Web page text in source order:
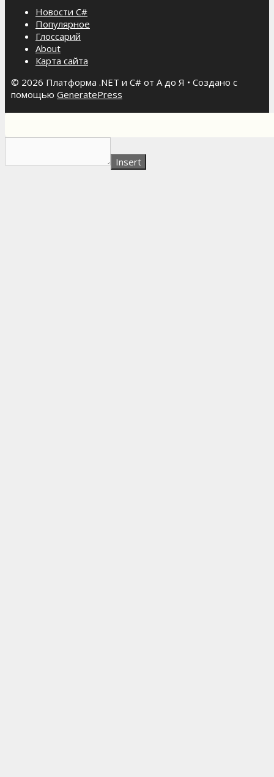
Новости C#
Популярное
Глоссарий
About
Карта сайта
© 2026 Платформа .NET и C# от А до Я • Создано с
помощью GeneratePress
Insert